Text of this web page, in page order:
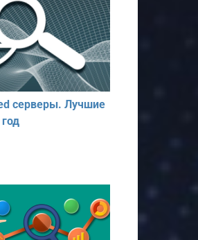
серверы. Лучшие